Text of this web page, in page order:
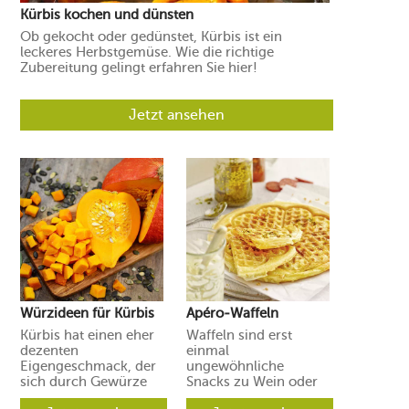
Kürbis kochen und dünsten
Ob gekocht oder gedünstet, Kürbis ist ein
leckeres Herbstgemüse. Wie die richtige
Zubereitung gelingt erfahren Sie hier!
Jetzt ansehen
Würzideen für Kürbis
Kürbis hat einen eher
dezenten
Eigengeschmack, der
sich durch Gewürze
und Aromen leicht in
Apéro-Waffeln
Waffeln sind erst
einmal
ungewöhnliche
Snacks zu Wein oder
Prosecco. Ihre Gäste